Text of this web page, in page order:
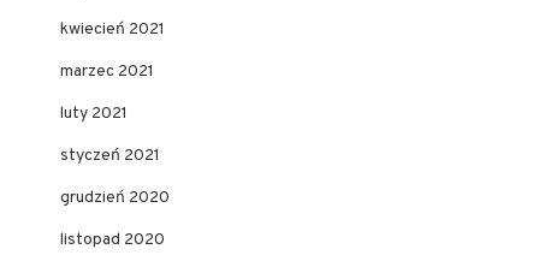
kwiecień 2021
marzec 2021
luty 2021
styczeń 2021
grudzień 2020
listopad 2020